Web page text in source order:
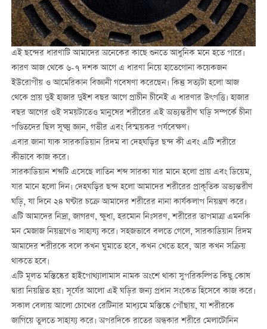
এই ছন্দের ধারণাটি আমাদের অনেকের কাছে শুনতে আধুনিক মনে হতে পারে।
কারণ আজ থেকে ৬-৭ দশক আগে এ ধারণা নিয়ে হাতেগোনা কয়েকজন
ইউরোপীয় ও আমেরিকান বিজ্ঞানী গবেষণা করেছেন। কিন্তু সত্যটা হলো আজ
থেকে প্রায় দুই হাজার দুইশ বছর আগে প্রাচীন চীনেই এ ধারণার উৎপত্তি। হাজার
বছর আগের ওই সময়টাতেও মানুষের শরীরের এই অভ্যন্তরীণ ঘড়ি সম্পর্কে চীনা
পণ্ডিতদের ছিল সূক্ষ্ম জ্ঞান, গভীর এবং বিস্ময়কর পর্যবেক্ষণ।
এবার জানা যাক সারকাডিয়ান রিদম বা দেহঘড়ির ছন্দ কী এবং এটি শরীরে
কীভাবে কাজ করে।
সারকাডিয়ান শব্দটি এসেছে লাতিন শব্দ সারকা যার মানে হলো প্রায় এবং ডিয়েম,
যার মানে হলো দিন। দেহঘড়ির ছন্দ হলো আমাদের শরীরের প্রাকৃতিক অভ্যন্তরীণ
ঘড়ি, যা দিনে ২৪ ঘণ্টার চক্রে আমাদের শরীরের নানা কার্যকলাপ নিয়ন্ত্রণ করে।
এটি আমাদের নিদ্রা, জাগরণ, ক্ষুধা, হরমোন নিঃসরণ, শরীরের তাপমাত্রা এমনকি
মন মেজাজ নিয়ন্ত্রণেও সাহায্য করে। সহজভাবে বলতে গেলে, সারকাডিয়ান রিদম
আমাদের শরীরকে বলে কখন ঘুমাতে হবে, কখন খেতে হবে, আর কখন সক্রিয়
থাকতে হবে।
এটি মূলত মস্তিষ্কের হাইপোথ্যালামাস নামক অংশে থাকা সুপরিকল্পিত কিছু কোষ
দ্বারা নিয়ন্ত্রিত হয়। সূর্যের আলো এই ঘড়ির জন্য প্রধান সংকেত হিসেবে কাজ করে।
সকাল বেলায় আলো চোখের রেটিনার মাধ্যমে মস্তিষ্কে পৌঁছায়, যা শরীরকে
জাগিয়ে তুলতে সাহায্য করে। অপরদিকে রাতের অন্ধকার শরীরে মেলাটোনিন